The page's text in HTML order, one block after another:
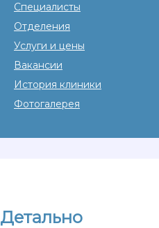
Детально
Специалисты
Отделения
Услуги и цены
Вакансии
История клиники
Фотогалерея